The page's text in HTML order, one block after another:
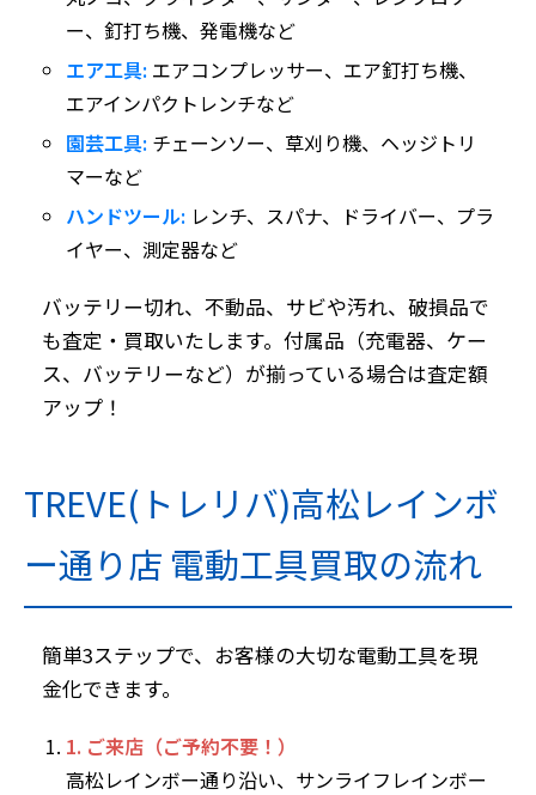
ー、釘打ち機、発電機など
エア工具: エアコンプレッサー、エア釘打ち機、
エアインパクトレンチなど
園芸工具: チェーンソー、草刈り機、ヘッジトリ
マーなど
ハンドツール: レンチ、スパナ、ドライバー、プラ
イヤー、測定器など
バッテリー切れ、不動品、サビや汚れ、破損品で
も査定・買取いたします。付属品（充電器、ケー
ス、バッテリーなど）が揃っている場合は査定額
アップ！
TREVE(トレリバ)高松レインボ
ー通り店 電動工具買取の流れ
簡単3ステップで、お客様の大切な電動工具を現
金化できます。
1. ご来店（ご予約不要！）
高松レインボー通り沿い、サンライフレインボー